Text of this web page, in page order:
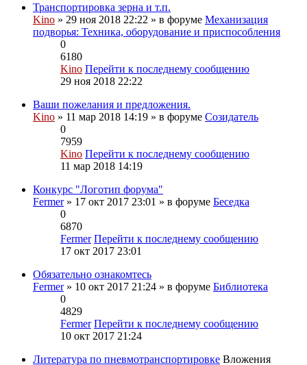
Транспортировка зерна и т.п.
Kino » 29 ноя 2018 22:22 » в форуме Механизация
подворья: Техника, оборудование и приспособления
0
6180
Kino Перейти к последнему сообщению
29 ноя 2018 22:22
Ваши пожелания и предложения.
Kino » 11 мар 2018 14:19 » в форуме Созидатель
0
7959
Kino Перейти к последнему сообщению
11 мар 2018 14:19
Конкурс "Логотип форума"
Fermer» 17 окт 2017 23:01 » в форуме Беседка
0
6870
Fermer Перейти к последнему сообщению
17 окт 2017 23:01
Обязательно ознакомтесь
Fermer» 10 окт 2017 21:24 » в форуме Библиотека
0
4829
Fermer Перейти к последнему сообщению
10 окт 2017 21:24
Литература по пневмотранспортировке Вложения